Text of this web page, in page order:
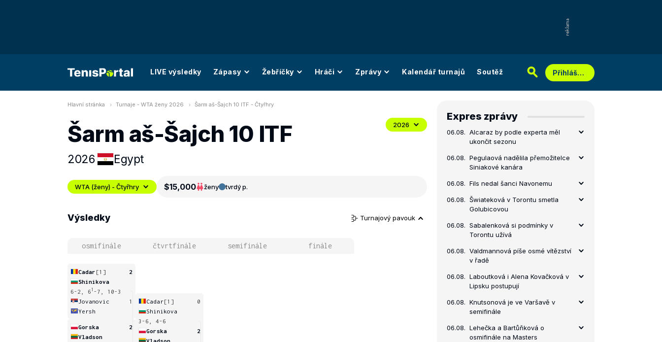
LIVE výsledky Zápasy Žebříčky Hráči Zprávy Kalendář turnajů Soutěž Přihlášení
Hlavní stránka Turnaje - WTA ženy 2026 Šarm aš-Šajch 10 ITF - Čtyřhry
Šarm aš-Šajch 10 ITF
2026 Egypt
2026
WTA (ženy) - Čtyřhry $15,000 ženy tvrdý p.
Výsledky Turnajový pavouk
osmifinále čtvrtfinále semifinále finále
Cadar [1]
2
Shinikova
6-2, 6 1 -7, 10-3
Jovanovic
1
Yersh
Gorska
2
Vladson
Cadar[1]
0
Shinikova
3-6, 4-6
Gorska
2
Vladson
Expres zprávy
06.08. Alcaraz by podle experta měl
ukončit sezonu
06.08. Pegulaová nadělila přemožitelce
Siniakové kanára
06.08. Fils nedal šanci Navonemu
06.08. Šwiateková v Torontu smetla
Golubicovou
06.08. Sabalenková si podmínky v
Torontu užívá
06.08. Valdmannová píše osmé vítězství
v řadě
06.08. Laboutková i Alena Kovačková v
Lipsku postupují
06.08. Knutsonová je ve Varšavě v
semifinále
06.08. Lehečka a Bartůňková o
osmifinále na Masters